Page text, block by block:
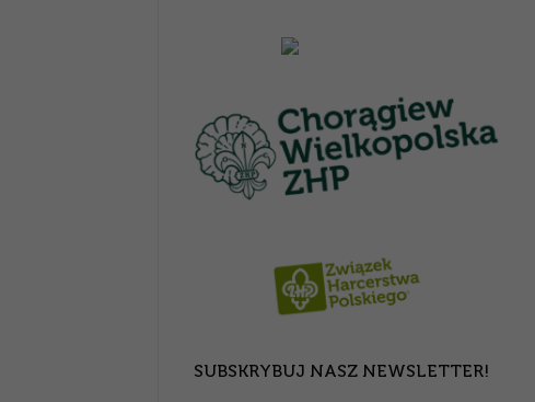
SUBSKRYBUJ NASZ NEWSLETTER!